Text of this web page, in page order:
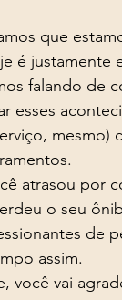
que
é
falando de
mesmo)
o seu
assim.
você vai